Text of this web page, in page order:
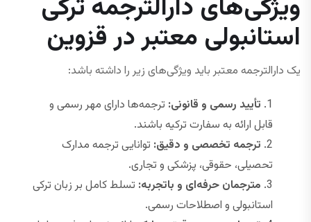
ویژگی‌های دارالترجمه ترکی
استانبولی معتبر در قزوین
یک دارالترجمه معتبر باید ویژگی‌های زیر را داشته باشد:
تأیید رسمی و قانونی: ترجمه‌ها دارای مهر رسمی و
قابل ارائه به سفارت ترکیه باشند.
ترجمه تخصصی و دقیق: توانایی ترجمه مدارک
تحصیلی، حقوقی، پزشکی و تجاری.
مترجمان حرفه‌ای و باتجربه: تسلط کامل بر زبان ترکی
استانبولی و اصطلاحات رسمی.